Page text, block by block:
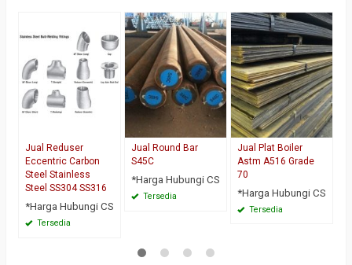
Jual Reduser
Eccentric Carbon
Steel Stainless
Steel SS304 SS316
*Harga Hubungi CS
Tersedia
Jual Round Bar
S45C
*Harga Hubungi CS
Tersedia
Jual Plat Boiler
Astm A516 Grade
70
*Harga Hubungi CS
Tersedia